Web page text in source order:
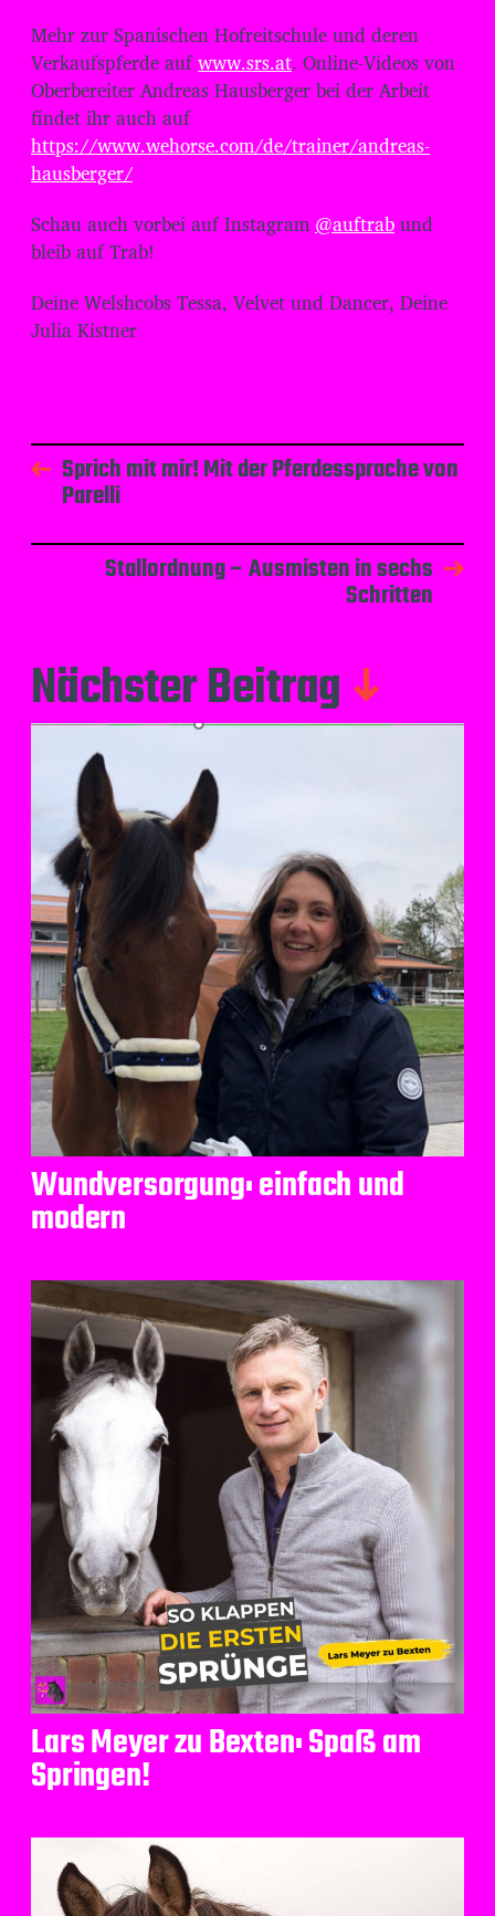
Mehr zur Spanischen Hofreitschule und deren
Verkaufspferde aufwww.srs.at. Online-Videos von
Oberbereiter Andreas Hausberger bei der Arbeit
findet ihr auch auf
https://www.wehorse.com/de/trainer/andreas-
hausberger/
Schau auch vorbei auf Instagram @auftrabund
bleib auf Trab!
Deine Welshcobs Tessa, Velvet und Dancer, Deine
Julia Kistner
Sprich mit mir! Mit der Pferdessprache von
Parelli
Stallordnung – Ausmisten in sechs
Schritten
Nächster Beitrag
Wundversorgung: einfach und
modern
Lars Meyer zu Bexten: Spaß am
Springen!